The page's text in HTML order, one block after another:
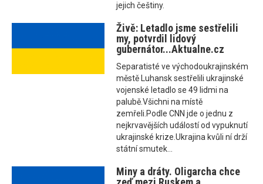
jejich češtiny.
Živě: Letadlo jsme sestřelili
my, potvrdil lidový
gubernátor...Aktualne.cz
Separatisté ve východoukrajinském
městě Luhansk sestřelili ukrajinské
vojenské letadlo se 49 lidmi na
palubě.Všichni na místě
zemřeli.Podle CNN jde o jednu z
nejkrvavějších událostí od vypuknutí
ukrajinské krize.Ukrajina kvůli ní drží
státní smutek...
Miny a dráty. Oligarcha chce